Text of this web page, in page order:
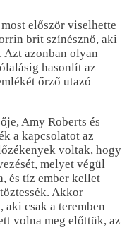
először viselhette
brit színésznő, aki
Azt azonban olyan
hasonlít az
őrző utazó
Amy Roberts és
a kapcsolatot az
voltak, hogy
melyet végül
és tíz ember kellet
Akkor
csak a teremben
volna meg előttük, az